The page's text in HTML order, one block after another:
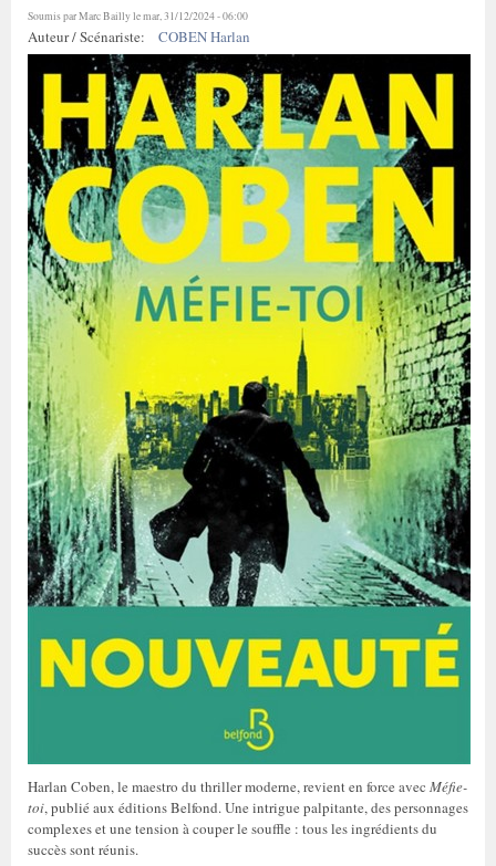
Soumis parMarc Baillyle mar, 31/12/2024 - 06:00
Auteur / Scénariste: COBEN Harlan
Harlan Coben, le maestro du thriller moderne, revient en force avec Méfie-
toi, publié aux éditions Belfond. Une intrigue palpitante, des personnages
complexes et une tension à couper le souffle : tous les ingrédients du
succès sont réunis.